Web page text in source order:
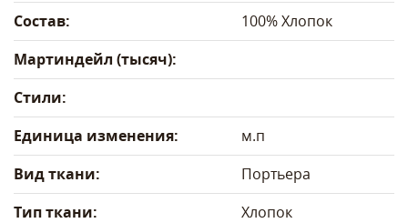
Состав:
100% Хлопок
Мартиндейл (тысяч):
Стили:
Единица изменения:
м.п
Вид ткани:
Портьера
Тип ткани:
Хлопок